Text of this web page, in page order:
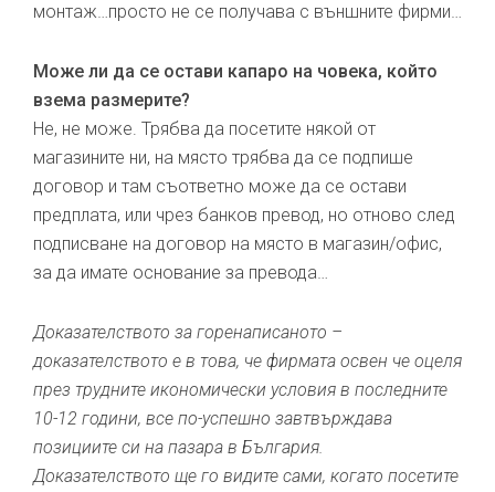
монтаж…просто не се получава с външните фирми…
Може ли да се остави капаро на човека, който
взема размерите?
Не, не може. Трябва да посетите някой от
магазините ни, на място трябва да се подпише
договор и там съответно може да се остави
предплата, или чрез банков превод, но отново след
подписване на договор на място в магазин/офис,
за да имате основание за превода…
Доказателството за горенаписаното –
доказателството е в това, че фирмата освен че оцеля
през трудните икономически условия в последните
10-12 години, все по-успешно завтвърждава
позициите си на пазара в България.
Доказателството ще го видите сами, когато посетите